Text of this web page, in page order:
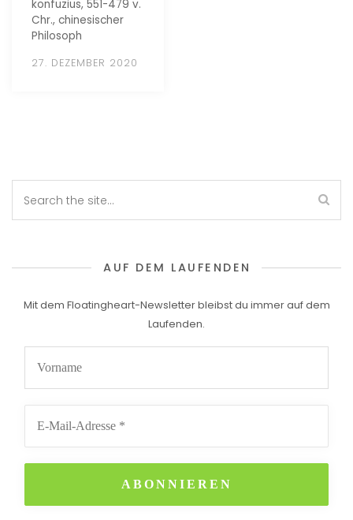
konfuzius, 551-479 v.
Chr., chinesischer
Philosoph
27. DEZEMBER 2020
AUF DEM LAUFENDEN
Mit dem Floatingheart-Newsletter bleibst du immer auf dem
Laufenden.